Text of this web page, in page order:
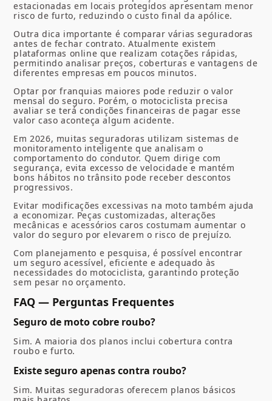
estacionadas em locais protegidos apresentam menor
risco de furto, reduzindo o custo final da apólice.
Outra dica importante é comparar várias seguradoras
antes de fechar contrato. Atualmente existem
plataformas online que realizam cotações rápidas,
permitindo analisar preços, coberturas e vantagens de
diferentes empresas em poucos minutos.
Optar por franquias maiores pode reduzir o valor
mensal do seguro. Porém, o motociclista precisa
avaliar se terá condições financeiras de pagar esse
valor caso aconteça algum acidente.
Em 2026, muitas seguradoras utilizam sistemas de
monitoramento inteligente que analisam o
comportamento do condutor. Quem dirige com
segurança, evita excesso de velocidade e mantém
bons hábitos no trânsito pode receber descontos
progressivos.
Evitar modificações excessivas na moto também ajuda
a economizar. Peças customizadas, alterações
mecânicas e acessórios caros costumam aumentar o
valor do seguro por elevarem o risco de prejuízo.
Com planejamento e pesquisa, é possível encontrar
um seguro acessível, eficiente e adequado às
necessidades do motociclista, garantindo proteção
sem pesar no orçamento.
FAQ — Perguntas Frequentes
Seguro de moto cobre roubo?
Sim. A maioria dos planos inclui cobertura contra
roubo e furto.
Existe seguro apenas contra roubo?
Sim. Muitas seguradoras oferecem planos básicos